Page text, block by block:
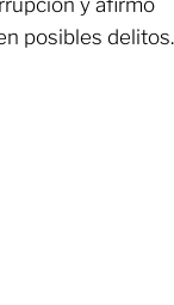
y afirmó
posibles delitos.